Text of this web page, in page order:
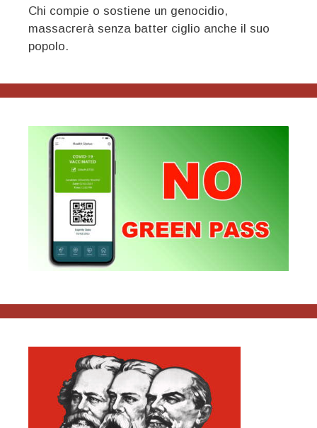
Chi compie o sostiene un genocidio,
massacrerà senza batter ciglio anche il suo
popolo.